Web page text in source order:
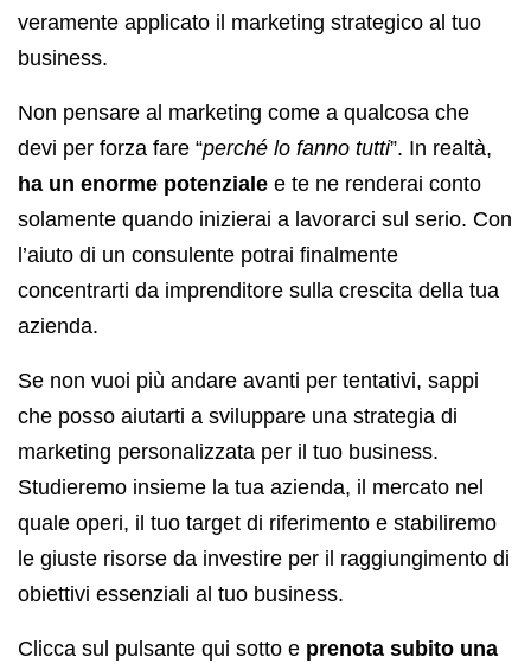
veramente applicato il marketing strategico al tuo
business.
Non pensare al marketing come a qualcosa che
devi per forza fare “perché lo fanno tutti”. In realtà,
ha un enorme potenziale e te ne renderai conto
solamente quando inizierai a lavorarci sul serio. Con
l’aiuto di un consulente potrai finalmente
concentrarti da imprenditore sulla crescita della tua
azienda.
Se non vuoi più andare avanti per tentativi, sappi
che posso aiutarti a sviluppare una strategia di
marketing personalizzata per il tuo business.
Studieremo insieme la tua azienda, il mercato nel
quale operi, il tuo target di riferimento e stabiliremo
le giuste risorse da investire per il raggiungimento di
obiettivi essenziali al tuo business.
Clicca sul pulsante qui sotto e prenota subito una